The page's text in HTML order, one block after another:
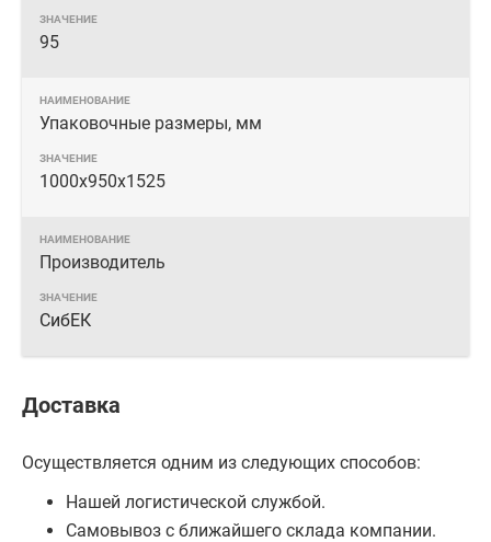
95
Упаковочные размеры, мм
1000х950х1525
Производитель
СибЕК
Доставка
Осуществляется одним из следующих способов:
Нашей логистической службой.
Самовывоз с ближайшего склада компании.